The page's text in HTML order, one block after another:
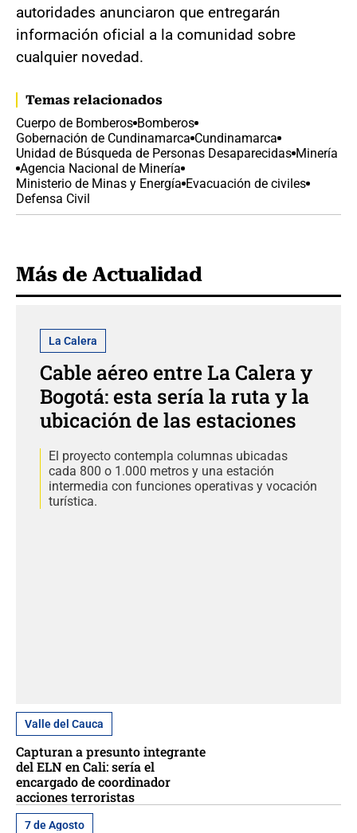
autoridades anunciaron que entregarán
información oficial a la comunidad sobre
cualquier novedad.
Temas relacionados
Cuerpo de Bomberos Bomberos
Gobernación de Cundinamarca Cundinamarca
Unidad de Búsqueda de Personas Desaparecidas Minería
Agencia Nacional de Minería
Ministerio de Minas y Energía Evacuación de civiles
Defensa Civil
Más de Actualidad
La Calera
Cable aéreo entre La Calera y
Bogotá: esta sería la ruta y la
ubicación de las estaciones
El proyecto contempla columnas ubicadas
cada 800 o 1.000 metros y una estación
intermedia con funciones operativas y vocación
turística.
Valle del Cauca
Capturan a presunto integrante
del ELN en Cali: sería el
encargado de coordinador
acciones terroristas
7 de Agosto